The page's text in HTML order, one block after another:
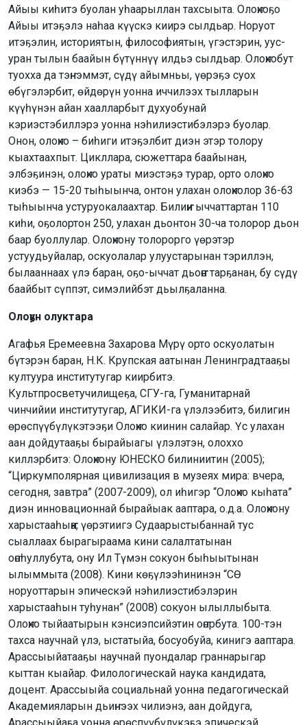
Айыы киһитэ буолан уһаарыллан тахсыыта. Олоҥхоҕо
Айыы итэҕэлэ наһаа күүскэ киирэ сылдьар. Норуот
итэҕэлин, историятын, философиятын, үгэстэрин, уус-
уран тылын баайын бүтүннүү илдьэ сылдьар. Олоҥхобут
туохха да тэҥнэммэт, сүдү айымньы, үөрэҕэ суох
өбүгэлэрбит, өйдөрүн уонна иччилээх тылларын
күүһүнэн айан хаалларбыт духуобунай
кэриэстэбиллэрэ уонна нэһилиэстибэлэрэ буолар.
Онон, олоҥхо – биһиги итэҕэлбит диэн этэр толору
кыахтаахпыт. Цикллара, сюжеттара баайынан,
элбэҕинэн, олоҥхо ураты миэстэҕэ турар, орто олоҥхо
киэбэ — 15-20 тыһыынча, онтон улахан олоҥхолор 36-63
тыһыынча устуруокалаахтар. Билиҥҥи ыччаттартан 110
киһи, оҕолортон 250, улахан дьонтон 30-ча толорор дьон
баар буоллулар. Олоҥхону толорорго үөрэтэр
устуудьуйалар, оскуолалар улуустарынан тэриллэн,
былааннаах үлэ баран, оҕо-ыччат дьоҥҥо тарҕанан, бу сүдү
баайбыт сүппэт, симэлийбэт дьылҕаланна.
Олоҕун олуктара
Агафья Еремеевна Захарова Мүрү орто оскуолатын
бүтэрэн баран, Н.К. Крупская аатынан Ленинградтааҕы
култуура институтугар киирбитэ.
Культпросветучилищеҕа, СГУ-га, Гуманитарнай
чинчийии институтугар, АГИКИ-га үлэлээбитэ, билигин
өрөспүүбүлүкэтээҕи Олоҥхо киинин салайар. Үс улахан
аан дойдутааҕы бырайыагы үлэлэтэн, олоххо
киллэрбитэ: Олоҥхону ЮНЕСКО билиниитин (2005);
“Циркумполярная цивилизация в музеях мира: вчера,
сегодня, завтра” (2007-2009), ол иһигэр “Олоҥхо кыһата”
диэн инновационнай бырайыак ааптара, о.д.а. Олоҥхону
харыстааһыҥҥа, үөрэтиигэ Судаарыстыбаннай тус
сыаллаах бырагыраама кини салалтатынан
оҥоһуллубута, ону Ил Түмэн сокуон быһыытынан
ылыммыта (2008). Кини көҕүлээһининэн “СӨ
норуоттарын эпическэй нэһилиэстибэлэрин
харыстааһын туһунан” (2008) сокуон ылыллыбыта.
Олоҥхо тыйаатырын кэнсиэпсийэтин оҥорбута. 100-тэн
тахса научнай үлэ, ыстатыйа, босуобуйа, кинигэ ааптара.
Арассыыйатааҕы научнай пуондалар граннарыгар
кыттан кыайар. Филологическай наука кандидата,
доцент. Арассыыйа социальнай уонна педагогическай
Академияларын дьиҥнээх чилиэнэ, аан дойдуга,